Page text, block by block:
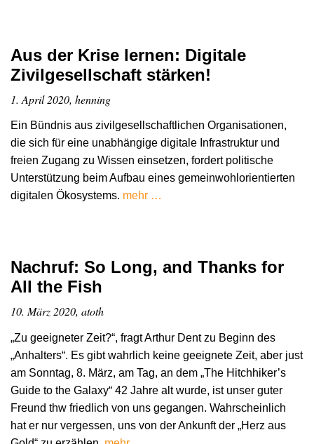
Aus der Krise lernen: Digitale
Zivilgesellschaft stärken!
1. April 2020, henning
Ein Bündnis aus zivilgesellschaftlichen Organisationen,
die sich für eine unabhängige digitale Infrastruktur und
freien Zugang zu Wissen einsetzen, fordert politische
Unterstützung beim Aufbau eines gemeinwohlorientierten
digitalen Ökosystems. mehr …
Nachruf: So Long, and Thanks for
All the Fish
10. März 2020, atoth
„Zu geeigneter Zeit?“, fragt Arthur Dent zu Beginn des
„Anhalters“. Es gibt wahrlich keine geeignete Zeit, aber just
am Sonntag, 8. März, am Tag, an dem „The Hitchhiker’s
Guide to the Galaxy“ 42 Jahre alt wurde, ist unser guter
Freund thw friedlich von uns gegangen. Wahrscheinlich
hat er nur vergessen, uns von der Ankunft der „Herz aus